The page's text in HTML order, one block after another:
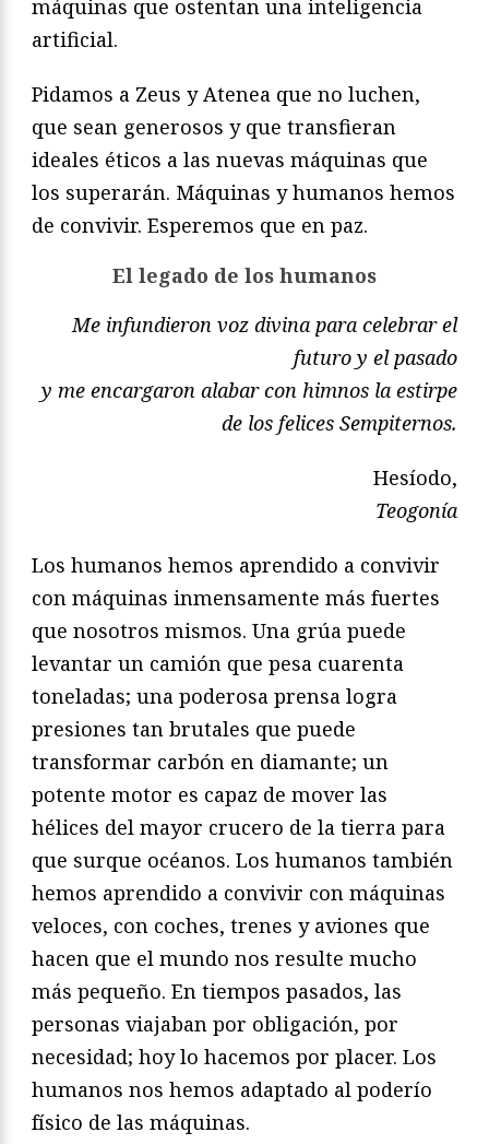
máquinas que ostentan una inteligencia
artificial.
Pidamos a Zeus y Atenea que no luchen,
que sean generosos y que transfieran
ideales éticos a las nuevas máquinas que
los superarán. Máquinas y humanos hemos
de convivir. Esperemos que en paz.
El legado de los humanos
Me infundieron voz divina para celebrar el
futuro y el pasado
y me encargaron alabar con himnos la estirpe
de los felices Sempiternos.
Hesíodo,
Teogonía
Los humanos hemos aprendido a convivir
con máquinas inmensamente más fuertes
que nosotros mismos. Una grúa puede
levantar un camión que pesa cuarenta
toneladas; una poderosa prensa logra
presiones tan brutales que puede
transformar carbón en diamante; un
potente motor es capaz de mover las
hélices del mayor crucero de la tierra para
que surque océanos. Los humanos también
hemos aprendido a convivir con máquinas
veloces, con coches, trenes y aviones que
hacen que el mundo nos resulte mucho
más pequeño. En tiempos pasados, las
personas viajaban por obligación, por
necesidad; hoy lo hacemos por placer. Los
humanos nos hemos adaptado al poderío
físico de las máquinas.